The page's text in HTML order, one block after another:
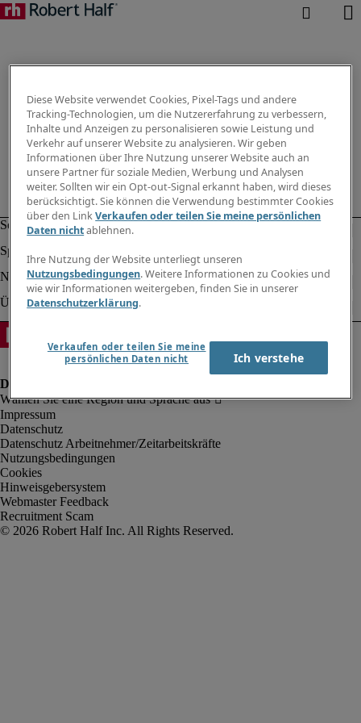
Impressum
Datenschutz
Datenschutz Arbeitnehmer/Zeitarbeitskräfte
Nutzungsbedingungen
Cookies
Hinweisgebersystem
Webmaster Feedback
Recruitment Scam
Diese Website verwendet Cookies, Pixel-Tags und andere
Tracking-Technologien, um die Nutzererfahrung zu verbessern,
Inhalte und Anzeigen zu personalisieren sowie Leistung und
Verkehr auf unserer Website zu analysieren. Wir geben
Informationen über Ihre Nutzung unserer Website auch an
unsere Partner für soziale Medien, Werbung und Analysen
weiter. Sollten wir ein Opt-out-Signal erkannt haben, wird dieses
berücksichtigt. Sie können die Verwendung bestimmter Cookies
über den LinkVerkaufen oder teilen Sie meine persönlichen
Daten nichtablehnen.
Ihre Nutzung der Website unterliegt unseren
Nutzungsbedingungen. Weitere Informationen zu Cookies und
wie wir Informationen weitergeben, finden Sie in unserer
Datenschutzerklärung.
Verkaufen oder teilen Sie meine
persönlichen Daten nicht
Ich verstehe